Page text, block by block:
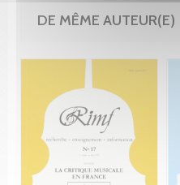
DE MÊME AUTEUR(E)